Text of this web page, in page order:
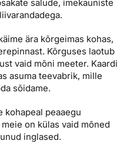
salude, imekauniste
ära kõrgeimas kohas,
Kõrguses laotub
vaid mõni meeter. Kaardi
asuma teevabrik, mille
sõidame.
kohapeal peaaegu
on külas vaid mõned
inglased.